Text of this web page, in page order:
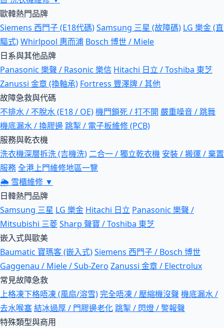
歐韓熱門品牌
Siemens 西門子 (E18代碼)Samsung 三星 (故障碼) LG 樂金 (直
驅式)Whirlpool 惠而浦 Bosch 博世 / Miele
日系與其他品牌
Panasonic 樂聲 / Rasonic 樂信 Hitachi 日立 / Toshiba 東芝
Zanussi 金章 (換軸承) Fortress 豐澤牌 / 其他
故障急救與代碼
不排水 / 不脫水 (E18 / OE)機門鎖死 / 打不開 嚴重噪音 / 跳舞
機底漏水 / 換膠邊跳掣 / 電子板維修 (PCB)
服務與乾衣機
洗衣機深層拆洗 (吉機洗) 二合一 / 獨立乾衣機 安裝 / 搬運 / 棄置
服務全港上門維修地區一覽
🌦 雪櫃維修 ▼
日韓熱門品牌
Samsung 三星 LG 樂金 Hitachi 日立 Panasonic 樂聲 /
Mitsubishi 三菱Sharp 聲寶 / Toshiba 東芝
嵌入式與歐美
Baumatic 寶瑪客 (嵌入式)Siemens 西門子 / Bosch 博世
Gaggenau / Miele / Sub-Zero Zanussi 金章 / Electrolux
常見故障急救
上格凍下格唔凍 (風扇/溶雪)完全唔凍 / 壓縮機沒聲 機底漏水 /
去水喉塞結冰過厚 / 門膠邊老化跳掣 / 閃燈 / 警報聲
特殊類型與商用